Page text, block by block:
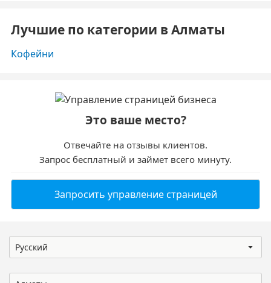
Лучшие по категории в Алматы
Кофейни
Это ваше место?
Отвечайте на отзывы клиентов.
Запрос бесплатный и займет всего минуту.
Запросить управление страницей
Русский